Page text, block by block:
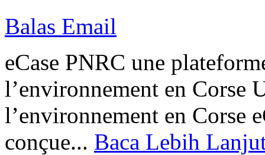
Balas Email
eCase PNRC une
l’environnement en Corse
l’environnement en Corse
conçue... Baca Lebih